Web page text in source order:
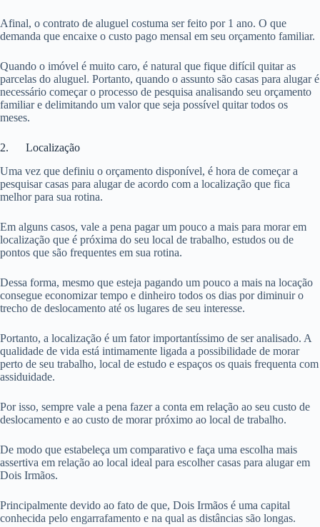
Afinal, o contrato de aluguel costuma ser feito por 1 ano. O que
demanda que encaixe o custo pago mensal em seu orçamento familiar.
Quando o imóvel é muito caro, é natural que fique difícil quitar as
parcelas do aluguel. Portanto, quando o assunto são casas para alugar é
necessário começar o processo de pesquisa analisando seu orçamento
familiar e delimitando um valor que seja possível quitar todos os
meses.
2. Localização
Uma vez que definiu o orçamento disponível, é hora de começar a
pesquisar casas para alugar de acordo com a localização que fica
melhor para sua rotina.
Em alguns casos, vale a pena pagar um pouco a mais para morar em
localização que é próxima do seu local de trabalho, estudos ou de
pontos que são frequentes em sua rotina.
Dessa forma, mesmo que esteja pagando um pouco a mais na locação
consegue economizar tempo e dinheiro todos os dias por diminuir o
trecho de deslocamento até os lugares de seu interesse.
Portanto, a localização é um fator importantíssimo de ser analisado. A
qualidade de vida está intimamente ligada a possibilidade de morar
perto de seu trabalho, local de estudo e espaços os quais frequenta com
assiduidade.
Por isso, sempre vale a pena fazer a conta em relação ao seu custo de
deslocamento e ao custo de morar próximo ao local de trabalho.
De modo que estabeleça um comparativo e faça uma escolha mais
assertiva em relação ao local ideal para escolher casas para alugar em
Dois Irmãos.
Principalmente devido ao fato de que, Dois Irmãos é uma capital
conhecida pelo engarrafamento e na qual as distâncias são longas.